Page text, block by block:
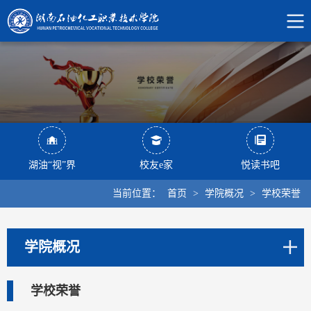
湖油“视”界 校友e家 悦读书吧
当前位置： 首页 > 学院概况 > 学校荣誉
学院概况
学校荣誉